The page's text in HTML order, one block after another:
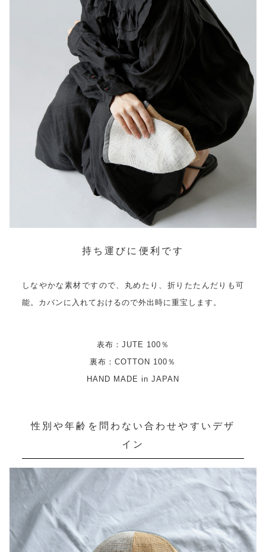
持ち運びに便利です
しなやかな素材ですので、丸めたり、折りたたんだりも可
能。カバンに入れておけるので外出時に重宝します。
表布：JUTE 100％
裏布：COTTON 100％
HAND MADE in JAPAN
性別や年齢を問わない合わせやすいデザ
イン